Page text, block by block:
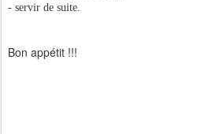
- servir de suite.
Bon appétit !!!